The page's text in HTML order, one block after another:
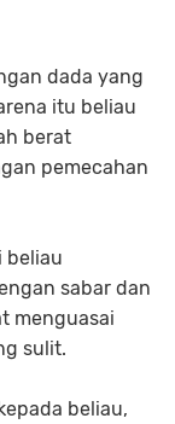
dada yang
itu beliau
berat
pemecahan
beliau
sabar dan
menguasai
sulit.
beliau,